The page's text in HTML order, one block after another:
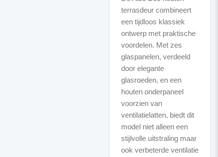
terrasdeur combineert
een tijdloos klassiek
ontwerp met praktische
voordelen. Met zes
glaspanelen, verdeeld
door elegante
glasroeden, en een
houten onderpaneel
voorzien van
ventilatielatten, biedt dit
model niet alleen een
stijlvolle uitstraling maar
ook verbeterde ventilatie